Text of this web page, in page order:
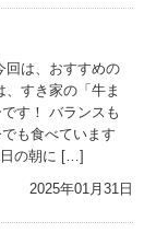
回は、おすすめの
すき家の「牛ま
す！ バランスも
も食べています
の朝に […]
2025年01月31日